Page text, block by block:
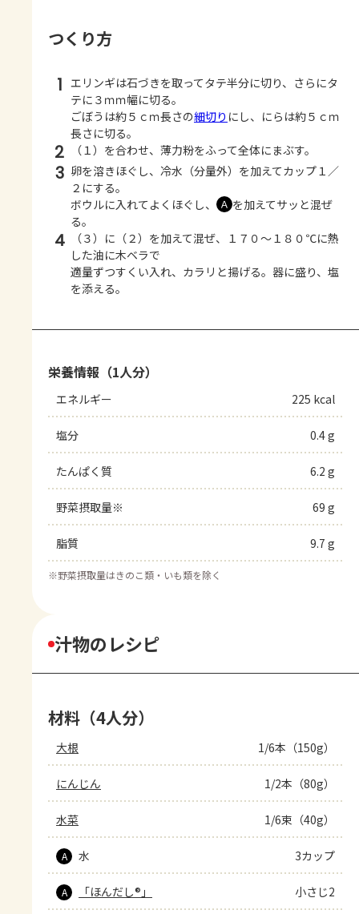
つくり方
1 エリンギは石づきを取ってタテ半分に切り、さらにタ
テに３ｍｍ幅に切る。
ごぼうは約５ｃｍ長さの細切り にし、にらは約５ｃｍ
長さに切る。
2 （１）を合わせ、薄力粉をふって全体にまぶす。
3 卵を溶きほぐし、冷水（分量外）を加えてカップ１／
２にする。
ボウルに入れてよくほぐし、
Ａ を加えてサッと混ぜ
る。
4
（３）に（２）を加えて混ぜ、１７０～１８０℃に熱
した油に木ベラで
適量ずつすくい入れ、カラリと揚げる。器に盛り、塩
を添える。
栄養情報（1人分）
エネルギー 225 kcal
塩分 0.4 g
たんぱく質 6.2 g
野菜摂取量※ 69 g
脂質 9.7 g
※野菜摂取量はきのこ類・いも類を除く
汁物のレシピ
材料（4人分）
大根 1/6本（150g）
にんじん 1/2本（80g）
水菜 1/6束（40g）
A 水 3カップ
A 「ほんだし®」 小さじ2